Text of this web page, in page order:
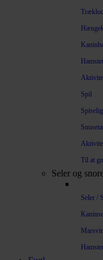
Spil
Til at
Seler og
Seler /